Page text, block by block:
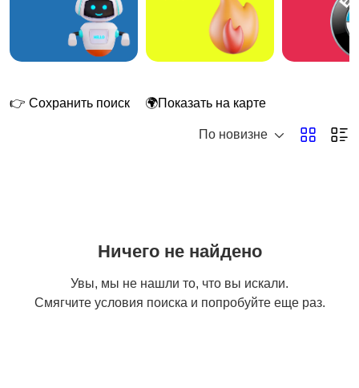
👉 Сохранить поиск 🌍Показать на карте
По новизне
Ничего не найдено
Увы, мы не нашли то, что вы искали.
Смягчите условия поиска и попробуйте еще раз.